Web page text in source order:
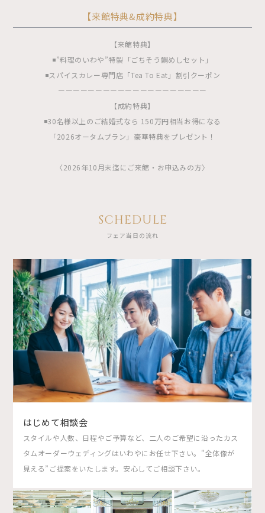
【来館特典&成約特典】
【来館特典】
◾️”料理のいわや”特製「ごちそう鯛めしセット」
◾️スパイスカレー専門店「Tea To Eat」割引クーポン
ーーーーーーーーーーーーーーーーーーーー
【成約特典】
◾️30名様以上のご結婚式なら 150万円相当お得になる
「2026オータムプラン」豪華特典をプレゼント！
〈2026年10月末迄にご来館・お申込みの方〉
SCHEDULE
フェア当日の流れ
はじめて相談会
スタイルや人数、日程やご予算など、二人のご希望に沿ったカス
タムオーダーウェディングはいわやにお任せ下さい。"全体像が
見える”ご提案をいたします。安心してご相談下さい。